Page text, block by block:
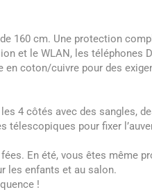
160 cm. Une protection
et le WLAN, les téléphones
coton/cuivre pour des
4 côtés avec des sangles,
pour fixer
En été, vous êtes même
les enfants et au salon.
!